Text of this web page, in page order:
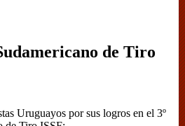
de Tiro
Uruguayos por sus logros en el 3º